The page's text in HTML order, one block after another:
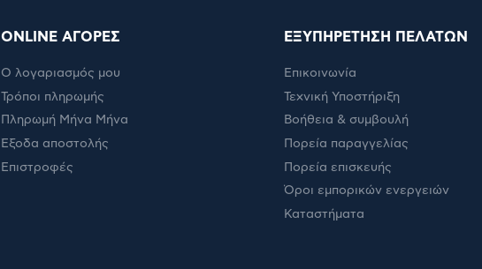
ONLINE ΑΓΟΡΕΣ
Ο λογαριασμός μου
Τρόποι πληρωμής
Πληρωμή Μήνα Μήνα
Έξοδα αποστολής
Επιστροφές
ΕΞΥΠΗΡΕΤΗΣΗ ΠΕΛΑΤΩΝ
Επικοινωνία
Τεχνική Υποστήριξη
Βοήθεια & συμβουλή
Πορεία παραγγελίας
Πορεία επισκευής
Όροι εμπορικών ενεργειών
Καταστήματα